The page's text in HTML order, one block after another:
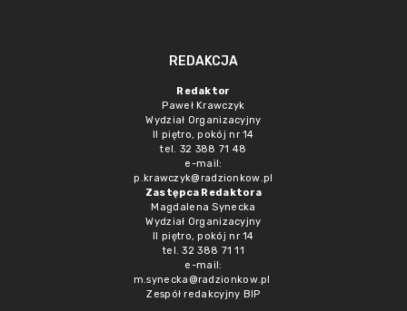
REDAKCJA
Redaktor
Paweł Krawczyk
Wydział Organizacyjny
II piętro, pokój nr 14
tel. 32 388 71 48
e-mail:
p.krawczyk@radzionkow.pl
Zastępca Redaktora
Magdalena Synecka
Wydział Organizacyjny
II piętro, pokój nr 14
tel. 32 388 71 11
e-mail:
m.synecka@radzionkow.pl
Zespół redakcyjny BIP